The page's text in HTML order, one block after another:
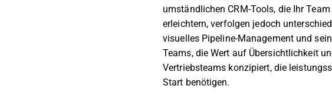
umständlichen CRM-Tools, die Ihr
erleichtern, verfolgen jedoch
visuelles Pipeline-Management und
Teams, die Wert auf Übersichtlichkeit
Vertriebsteams konzipiert, die
Start benötigen.